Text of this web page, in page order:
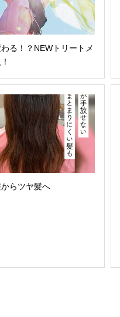
る！？NEWトリートメ
らツヤ髪へ